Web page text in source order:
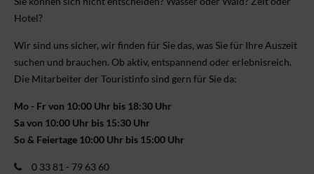
Hotel?
Wir sind uns sicher, wir finden für Sie das, was Sie für Ihre Aus­zeit
suchen und brauchen. Ob aktiv, ent­spannend oder erlebnis­reich.
Die Mitarbeiter der Touristinfo sind gern für Sie da:
Mo - Fr von 10:00 Uhr bis 18:30 Uhr
Sa von 10:00 Uhr bis 15:30 Uhr
So & Feiertage 10:00 Uhr bis 15:00 Uhr
0 33 81 - 79 63 60